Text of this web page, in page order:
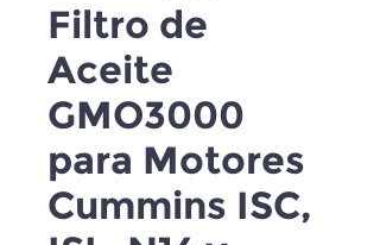
Filtro de
Aceite
GMO3000
para Motores
Cummins ISC,